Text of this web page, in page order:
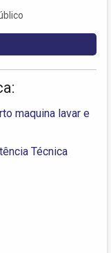
maquina lavar e
Técnica